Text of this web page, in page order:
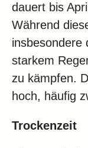
dauert bis
Während
insbesondere
starkem
zu kämpfen.
hoch, häufig
Trockenzeit